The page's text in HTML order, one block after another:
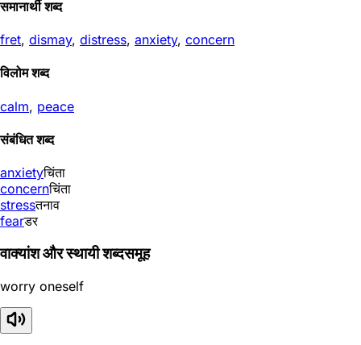
समानार्थी शब्द
fret, dismay, distress, anxiety, concern
विलोम शब्द
calm, peace
संबंधित शब्द
anxietyचिंता
concernचिंता
stressतनाव
fearडर
वाक्यांश और स्थायी शब्दसमूह
worry oneself